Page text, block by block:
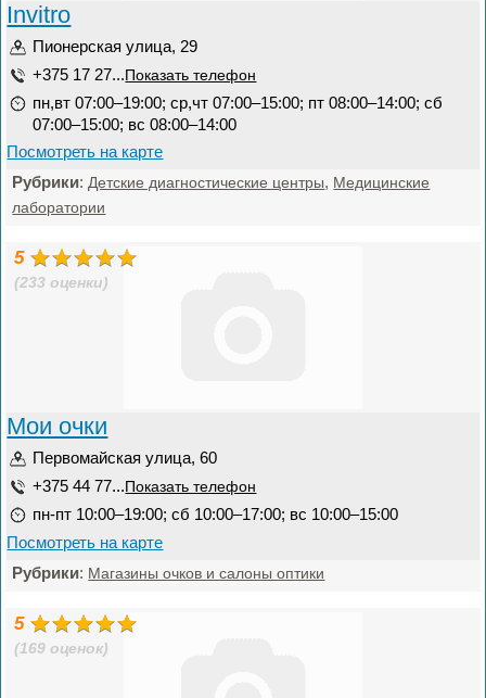
Invitro
Пионерская улица, 29
+375 17 27... Показать телефон
пн,вт 07:00–19:00; ср,чт 07:00–15:00; пт 08:00–14:00; сб
07:00–15:00; вс 08:00–14:00
Посмотреть на карте
Рубрики: Детские диагностические центры, Медицинские
лаборатории
5
(233 оценки)
Мои очки
Первомайская улица, 60
+375 44 77... Показать телефон
пн-пт 10:00–19:00; сб 10:00–17:00; вс 10:00–15:00
Посмотреть на карте
Рубрики: Магазины очков и салоны оптики
5
(169 оценок)